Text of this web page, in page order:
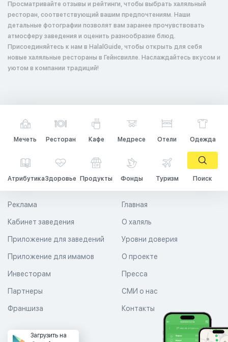
Просматривайте отзывы и рейтинги, чтобы выбрать халяльный
ресторан, соответствующий вашим предпочтениям. Наши
детальные фотографии позволят вам заранее прочувствовать
атмосферу заведения и оценить разнообразие блюд.
Присоединяйтесь к нам в HalalGuide, чтобы открыть для себя
новые халяльные рестораны в Гейнсвилле. Наслаждайтесь вкусом и
уютом в компании традиций!
Мечеть Ресторан Кафе Медресе Отели Одежда
АтрибутикаЗдоровье Продукты Фонды Туризм Поиск
Главная
О халяль
Уровни доверия
Реклама
Кабинет заведения
Приложение для заведений
Приложение для имамов О проекте
Пресса
СМИ о нас
Контакты
Инвесторам
Партнеры
Франшиза
Загрузить на